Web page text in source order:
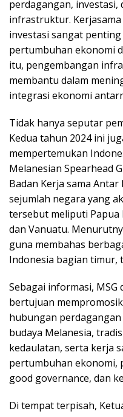
perdagangan, investasi,
infrastruktur.
investasi sangat
pertumbuhan ekonomi
itu, pengembangan
membantu dalam
integrasi ekonomi
Tidak hanya seputar
Kedua tahun 2024 ini
mempertemukan
Melanesian Spearhead
Badan Kerja sama Antar
sejumlah negara yang
tersebut meliputi Papua
dan Vanuatu.
guna membahas
Indonesia bagian timur,
Sebagai informasi,
bertujuan
hubungan
budaya Melanesia,
kedaulatan, serta kerja
pertumbuhan ekonomi,
good governance, dan
Di tempat terpisah,